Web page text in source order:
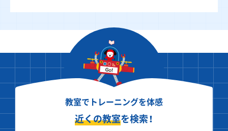
教室でトレーニングを体感
近くの教室を検索！